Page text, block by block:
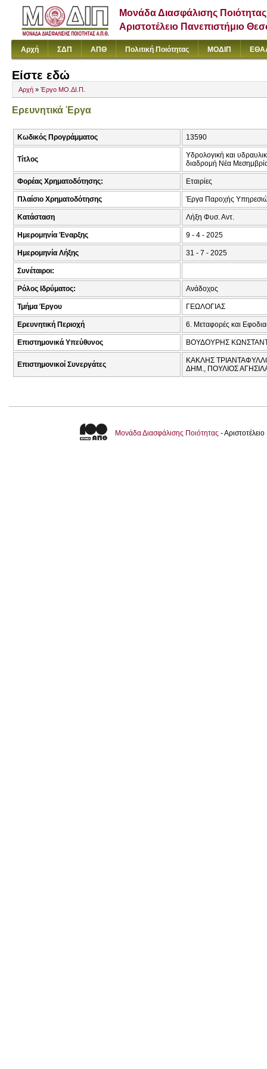
Μονάδα Διασφάλισης Ποιότητας
Αριστοτέλειο Πανεπιστήμιο
Αρχή ΣΔΠ ΑΠΘ Πολιτική Ποιότητας ΜΟΔΙΠ
Είστε εδώ
Αρχή » Έργο ΜΟ.ΔΙ.Π.
Ερευνητικά Έργα
Κωδικός Προγράμματος 13590
Τίτλος
Υδρολογική και
διαδρομή Νέα
Φορέας Χρηματοδότησης: Εταιρίες
Πλαίσιο Χρηματοδότησης Έργα Παροχής
Κατάσταση Λήξη Φυσ. Αντ.
Ημερομηνία Έναρξης 9 - 4 - 2025
Ημερομηνία Λήξης 31 - 7 - 2025
Συνέταιροι:
Ρόλος Ιδρύματος: Ανάδοχος
Τμήμα Έργου ΓΕΩΛΟΓΙΑΣ
Ερευνητική Περιοχή 6. Μεταφορές και
Επιστημονικά Υπεύθυνος ΒΟΥΔΟΥΡΗΣ
Επιστημονικοί Συνεργάτες
ΚΑΚΛΗΣ
ΔΗΜ., ΠΟΥΛΙΟΣ
Μονάδα Διασφάλισης Ποιότητας -